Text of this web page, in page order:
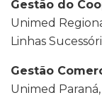
Gestão do
Unimed
Linhas
Gestão
Unimed